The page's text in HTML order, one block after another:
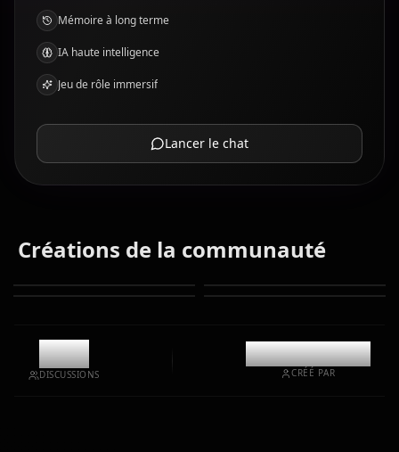
Mémoire à long terme
IA haute intelligence
Jeu de rôle immersif
Lancer le chat
Créations de la communauté
1.1k
DISCUSSIONS
@casualwaifus
CRÉÉ PAR